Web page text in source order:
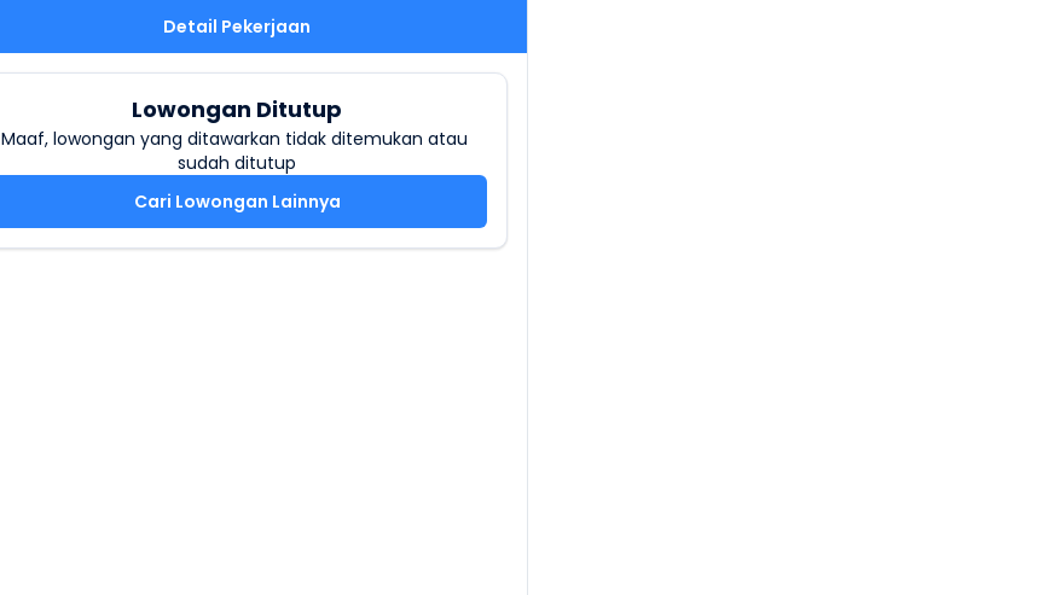
Detail Pekerjaan
Lowongan Ditutup
Maaf, lowongan yang ditawarkan tidak ditemukan atau
sudah ditutup
Cari Lowongan Lainnya